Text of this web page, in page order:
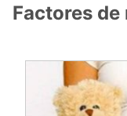
Factores de